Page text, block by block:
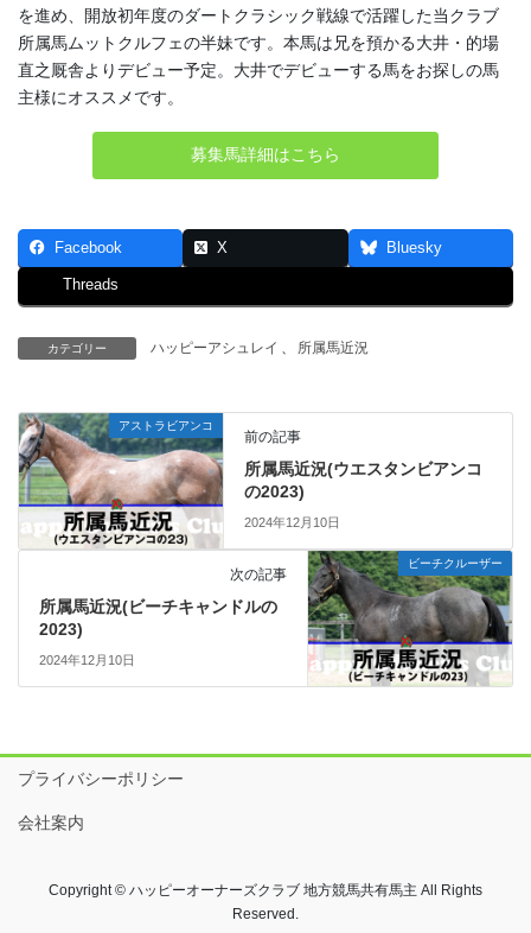
を進め、開放初年度のダートクラシック戦線で活躍した当クラブ
所属馬ムットクルフェの半妹です。本馬は兄を預かる大井・的場
直之厩舎よりデビュー予定。大井でデビューする馬をお探しの馬
主様にオススメです。
募集馬詳細はこちら
Facebook X Bluesky
Threads
カテゴリー ハッピーアシュレイ 所属馬近況
アストラビアンコ
前の記事
所属馬近況(ウエスタンビアンコ
の2023)
2024年12月10日
ビーチクルーザー
次の記事
所属馬近況(ビーチキャンドルの
2023)
2024年12月10日
プライバシーポリシー
会社案内
Copyright © ハッピーオーナーズクラブ 地方競馬共有馬主 All Rights
Reserved.